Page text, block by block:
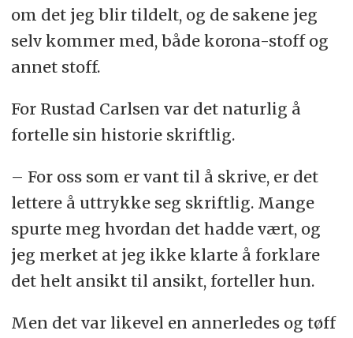
om det jeg blir tildelt, og de sakene jeg
selv kommer med, både korona-stoff og
annet stoff.
For Rustad Carlsen var det naturlig å
fortelle sin historie skriftlig.
– For oss som er vant til å skrive, er det
lettere å uttrykke seg skriftlig. Mange
spurte meg hvordan det hadde vært, og
jeg merket at jeg ikke klarte å forklare
det helt ansikt til ansikt, forteller hun.
Men det var likevel en annerledes og tøff